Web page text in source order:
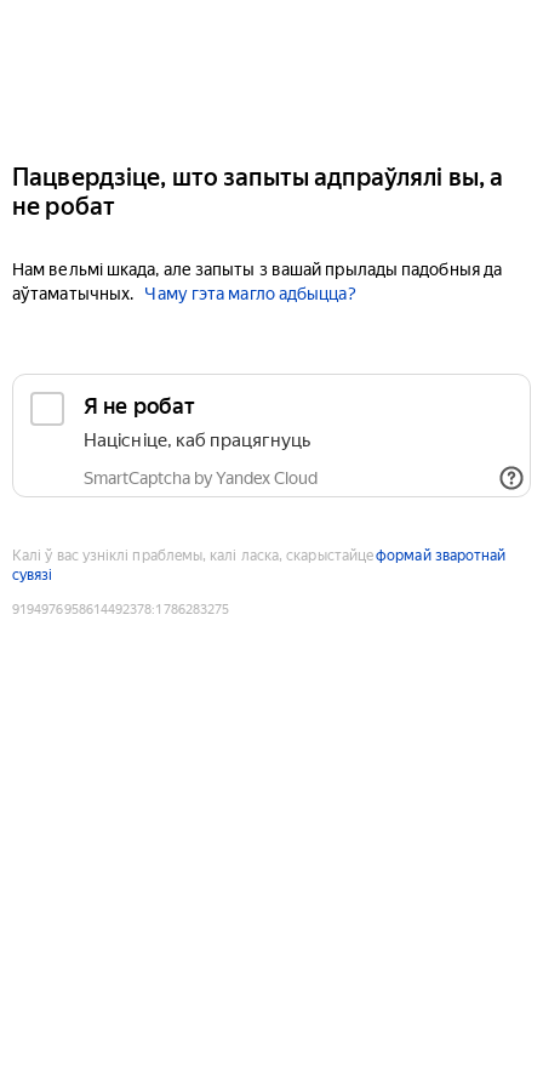
Пацвердзіце, што запыты адпраўлялі вы, а
не робат
Нам вельмі шкада, але запыты з вашай прылады падобныя да
аўтаматычных.
Чаму гэта магло адбыцца?
Я не робат
Націсніце, каб працягнуць
SmartCaptcha by Yandex Cloud
Калі ў вас узніклі праблемы, калі ласка, скарыстайцеформай зваротнай
сувязі
9194976958614492378:1786283275